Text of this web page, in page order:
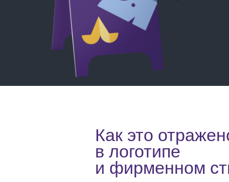
Как это
в логотипе
и фирменном